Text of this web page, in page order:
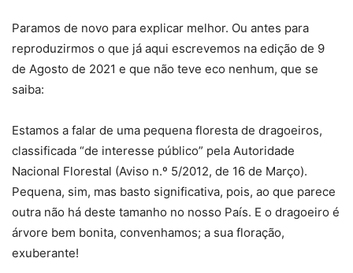
Paramos de novo para explicar melhor. Ou antes para
reproduzirmos o que já aqui escrevemos na edição de 9
de Agosto de 2021 e que não teve eco nenhum, que se
saiba:
Estamos a falar de uma pequena floresta de dragoeiros,
classificada “de interesse público” pela Autoridade
Nacional Florestal (Aviso n.º 5/2012, de 16 de Março).
Pequena, sim, mas basto significativa, pois, ao que parece
outra não há deste tamanho no nosso País. E o dragoeiro é
árvore bem bonita, convenhamos; a sua floração,
exuberante!